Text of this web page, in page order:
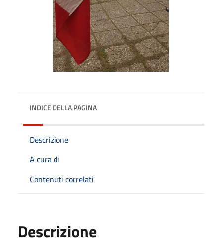
INDICE DELLA PAGINA
Descrizione
A cura di
Contenuti correlati
Descrizione